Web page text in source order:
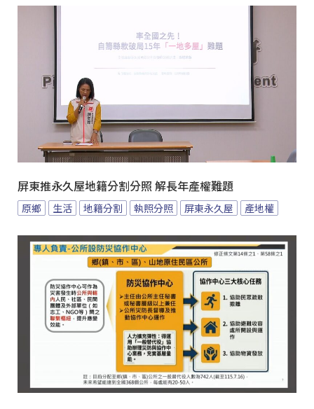
屏東推永久屋地籍分割分照 解長年產權難題
原鄉 生活 地籍分割 執照分照 屏東永久屋 產地權